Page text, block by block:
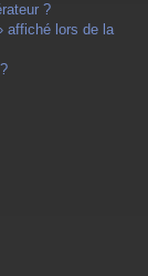
?
affiché lors de la